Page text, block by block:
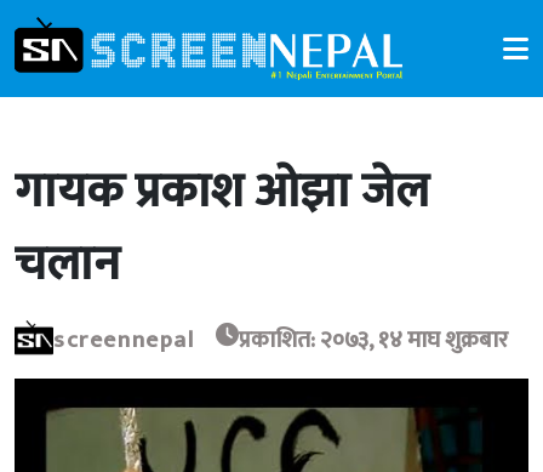
गायक प्रकाश ओझा जेल
चलान
screennepal प्रकाशित: २०७३, १४ माघ शुक्रबार